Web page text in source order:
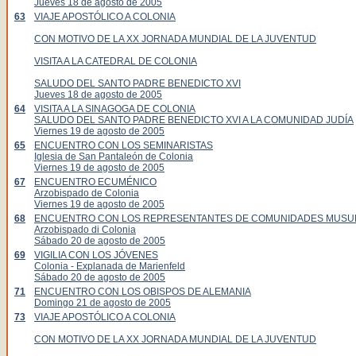
Jueves 18 de agosto de 2005
63
VIAJE APOSTÓLICO A COLONIA
CON MOTIVO DE LA XX JORNADA MUNDIAL DE LA JUVENTUD
VISITA A LA CATEDRAL DE COLONIA
SALUDO DEL SANTO PADRE BENEDICTO XVI
Jueves 18 de agosto de 2005
64
VISITA A LA SINAGOGA DE COLONIA
SALUDO DEL SANTO PADRE BENEDICTO XVI A LA COMUNIDAD JUDÍA
Viernes 19 de agosto de 2005
65
ENCUENTRO CON LOS SEMINARISTAS
Iglesia de San Pantaleón de Colonia
Viernes 19 de agosto de 2005
67
ENCUENTRO ECUMÉNICO
Arzobispado de Colonia
Viernes 19 de agosto de 2005
68
ENCUENTRO CON LOS REPRESENTANTES DE COMUNIDADES
Arzobispado di Colonia
Sábado 20 de agosto de 2005
69
VIGILIA CON LOS JÓVENES
Colonia - Explanada de Marienfeld
Sábado 20 de agosto de 2005
71
ENCUENTRO CON LOS OBISPOS DE ALEMANIA
Domingo 21 de agosto de 2005
73
VIAJE APOSTÓLICO A COLONIA
CON MOTIVO DE LA XX JORNADA MUNDIAL DE LA JUVENTUD